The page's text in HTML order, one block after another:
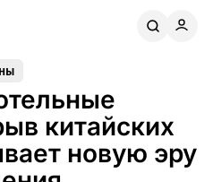
китайских
новую эру